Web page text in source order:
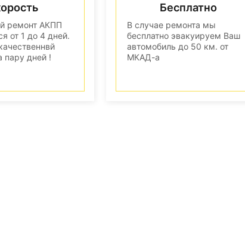
ремонт АКПП
от 1 до 4 дней.
пару дней !
Бесплатно
В случае ремонта мы
бесплатно эвакуируем Ваш
автомобиль до 50 км. от
МКАД-а